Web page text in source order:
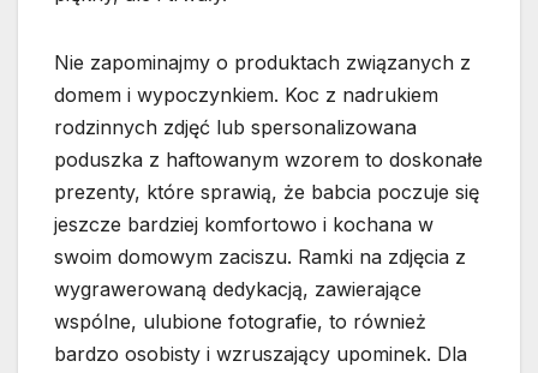
Nie zapominajmy o produktach związanych z
domem i wypoczynkiem. Koc z nadrukiem
rodzinnych zdjęć lub spersonalizowana
poduszka z haftowanym wzorem to doskonałe
prezenty, które sprawią, że babcia poczuje się
jeszcze bardziej komfortowo i kochana w
swoim domowym zaciszu. Ramki na zdjęcia z
wygrawerowaną dedykacją, zawierające
wspólne, ulubione fotografie, to również
bardzo osobisty i wzruszający upominek. Dla